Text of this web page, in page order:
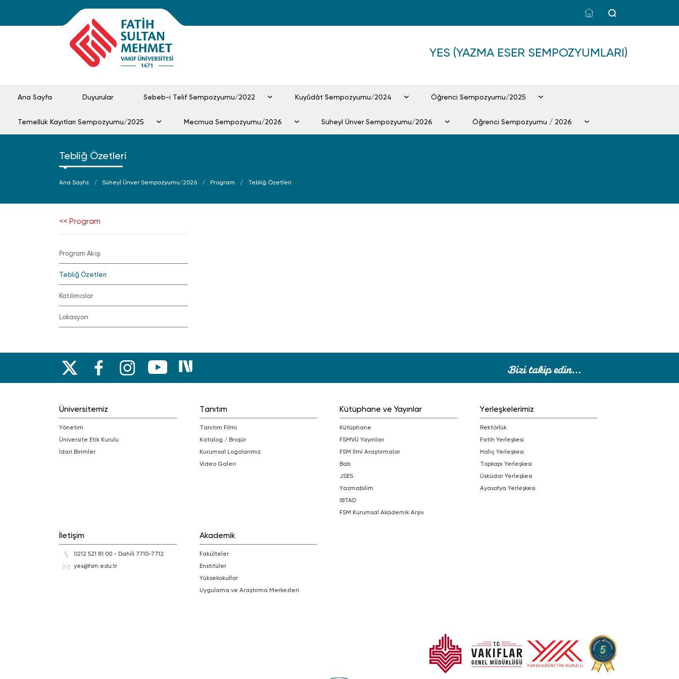
YES (YAZMA ESER SEMPOZYUMLARI)
Ana Sayfa Duyurular Sebeb-i Telif Sempozyumu/2022 Kuyûdât Sempozyumu/2024 Öğrenci Sempozyumu/2025
Temellük Kayıtları Sempozyumu/2025 Mecmua Sempozyumu/2026 Süheyl Ünver Sempozyumu/2026 Öğrenci Sempozyumu / 2026
Tebliğ Özetleri
Ana Sayfa Süheyl Ünver Sempozyumu/2026 Program Tebliğ Özetleri
<< Program
Program Akışı
Tebliğ Özetleri
Katılımcılar
Lokasyon
Üniversitemiz
Yönetim
Üniversite Etik Kurulu
İdari Birimler
Tanıtım
Tanıtım Filmi
Katalog / Broşür
Kurumsal Logolarımız
Video Galeri
Kütüphane ve Yayınlar
Kütüphane
FSMVÜ Yayınları
FSM İlmî Araştırmalar
bab
JSES
Yazmabilim
İBTAD
FSM Kurumsal Akademik Arşiv
Yerleşkelerimiz
Rektörlük
Fatih Yerleşkesi
Haliç Yerleşkesi
Topkapı Yerleşkesi
Üsküdar Yerleşkesi
Ayasofya Yerleşkesi
İletişim
0212 521 81 00 - Dahili 7710-7712
yes@fsm.edu.tr
Akademik
Fakülteler
Enstitüler
Yüksekokullar
Uygulama ve Araştırma Merkezleri